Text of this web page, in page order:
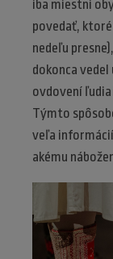
iba miestni
povedať, ktoré
nedeľu
dokonca
ovdovení
Týmto
veľa
akému